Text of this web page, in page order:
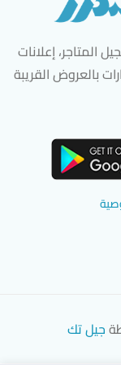
إعلانات
بالعروض القريبة
جيل تك